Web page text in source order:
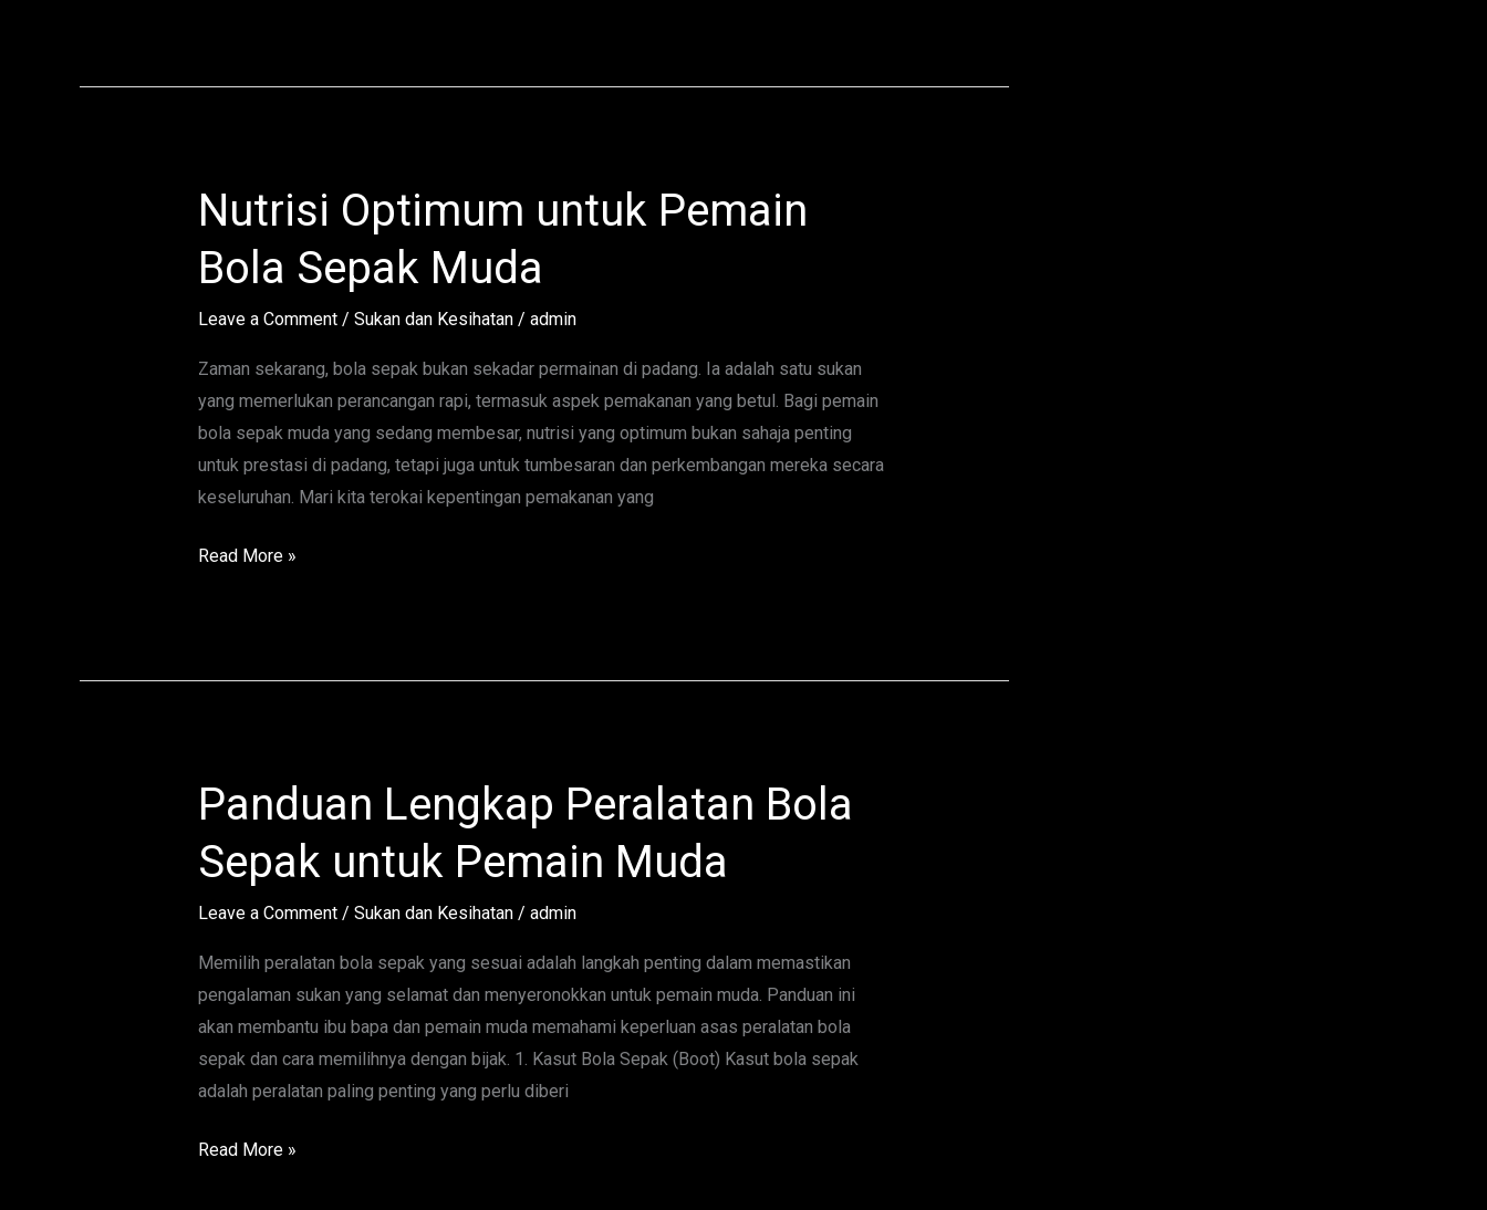
Nutrisi Optimum untuk Pemain
Bola Sepak Muda
Leave a Comment / Sukan dan Kesihatan/ admin
Zaman sekarang, bola sepak bukan sekadar permainan di padang. Ia adalah satu sukan
yang memerlukan perancangan rapi, termasuk aspek pemakanan yang betul. Bagi pemain
bola sepak muda yang sedang membesar, nutrisi yang optimum bukan sahaja penting
untuk prestasi di padang, tetapi juga untuk tumbesaran dan perkembangan mereka secara
keseluruhan. Mari kita terokai kepentingan pemakanan yang
Nutrisi
Optimum
untuk
Bola
Sepak
Read More »
Panduan Lengkap Peralatan Bola
Sepak untuk Pemain Muda
Leave a Comment / Sukan dan Kesihatan/ admin
Memilih peralatan bola sepak yang sesuai adalah langkah penting dalam memastikan
pengalaman sukan yang selamat dan menyeronokkan untuk pemain muda. Panduan ini
akan membantu ibu bapa dan pemain muda memahami keperluan asas peralatan bola
sepak dan cara memilihnya dengan bijak. 1. Kasut Bola Sepak (Boot) Kasut bola sepak
adalah peralatan paling penting yang perlu diberi
Panduan
Lengkap
Peralatan
Sepak
untuk
Pemain
Muda
Read More »